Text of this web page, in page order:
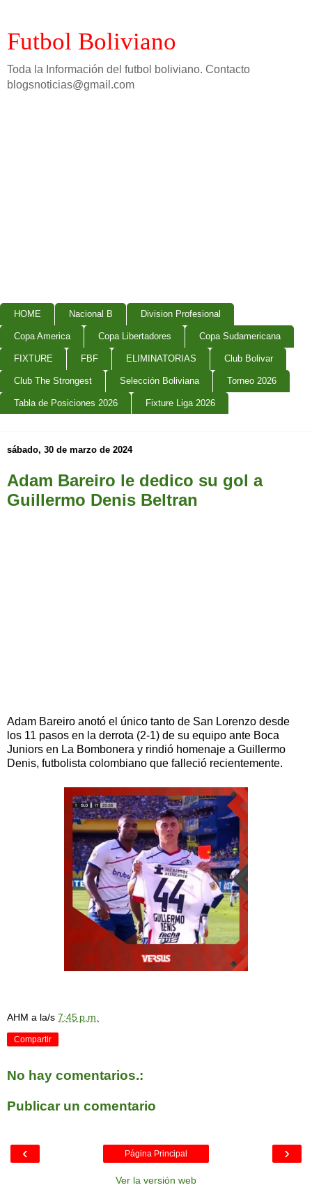
Futbol Boliviano
Toda la Información del futbol boliviano. Contacto
blogsnoticias@gmail.com
HOME Nacional B Division Profesional
Copa America Copa Libertadores Copa Sudamericana
FIXTURE FBF ELIMINATORIAS Club Bolivar
Club The Strongest Selección Boliviana Torneo 2026
Tabla de Posiciones 2026 Fixture Liga 2026
sábado, 30 de marzo de 2024
Adam Bareiro le dedico su gol a
Guillermo Denis Beltran
Adam Bareiro anotó el único tanto de San Lorenzo desde
los 11 pasos en la derrota (2-1) de su equipo ante Boca
Juniors en La Bombonera y rindió homenaje a Guillermo
Denis, futbolista colombiano que falleció recientemente.
AHM a la/s 7:45 p.m.
Compartir
No hay comentarios.:
Publicar un comentario
‹ ›
Página Principal
Ver la versión web